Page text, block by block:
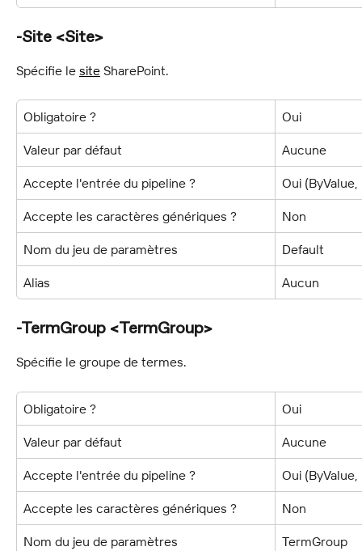
-Site <Site>
Spécifie le site SharePoint.
Obligatoire ? Oui
Valeur par défaut Aucune
Accepte l'entrée du pipeline ? Oui
Accepte les caractères génériques ? Non
Nom du jeu de paramètres Default
Alias Aucun
-TermGroup <TermGroup>
Spécifie le groupe de termes.
Obligatoire ? Oui
Valeur par défaut Aucune
Accepte l'entrée du pipeline ? Oui
Accepte les caractères génériques ? Non
Nom du jeu de paramètres TermGroup